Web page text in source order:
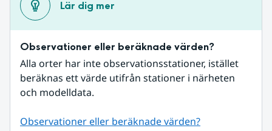
Lär dig mer
Observationer eller beräknade värden?
Alla orter har inte observationsstationer, istället
beräknas ett värde utifrån stationer i närheten
och modelldata.
Observationer eller beräknade värden?